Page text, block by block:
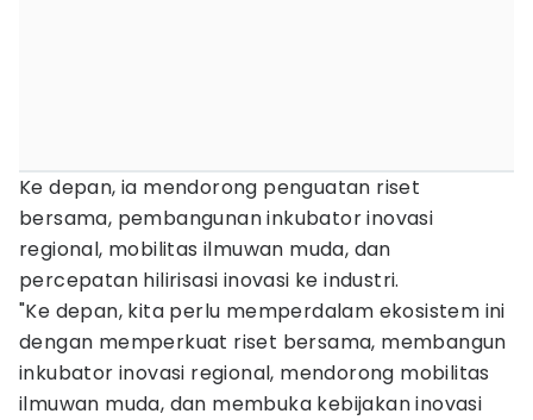
Ke depan, ia mendorong penguatan riset
bersama, pembangunan inkubator inovasi
regional, mobilitas ilmuwan muda, dan
percepatan hilirisasi inovasi ke industri.
"Ke depan, kita perlu memperdalam ekosistem ini
dengan memperkuat riset bersama, membangun
inkubator inovasi regional, mendorong mobilitas
ilmuwan muda, dan membuka kebijakan inovasi